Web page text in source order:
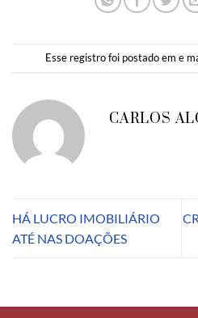
Esse registro foi postado em e
CARLOS
HÁ LUCRO IMOBILIÁRIO
ATÉ NAS DOAÇÕES